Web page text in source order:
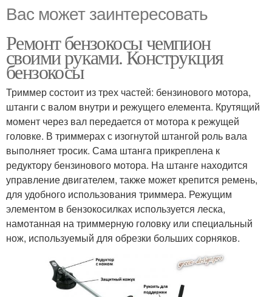
Вас может заинтересовать
Ремонт бензокосы чемпион
своими руками. Конструкция
бензокосы
Триммер состоит из трех частей: бензинового мотора,
штанги с валом внутри и режущего елемента. Крутящий
момент через вал передается от мотора к режущей
головке. В триммерах с изогнутой штангой роль вала
выполняет тросик. Сама штанга прикреплена к
редуктору бензинового мотора. На штанге находится
управление двигателем, также может крепится ремень,
для удобного использования триммера. Режущим
элементом в бензокосилках используется леска,
намотанная на триммерную головку или специальный
нож, используемый для обрезки больших сорняков.